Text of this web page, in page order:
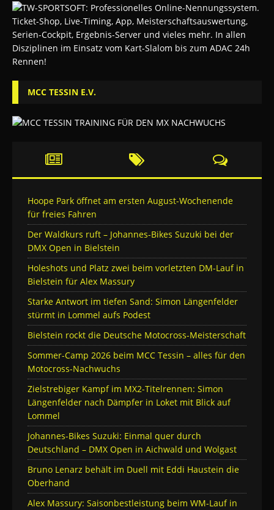
MCC TESSIN E.V.
Hoope Park öffnet am ersten August-Wochenende
für freies Fahren
Der Waldkurs ruft – Johannes-Bikes Suzuki bei der
DMX Open in Bielstein
Holeshots und Platz zwei beim vorletzten DM-Lauf in
Bielstein für Alex Massury
Starke Antwort im tiefen Sand: Simon Längenfelder
stürmt in Lommel aufs Podest
Bielstein rockt die Deutsche Motocross-Meisterschaft
Sommer-Camp 2026 beim MCC Tessin – alles für den
Motocross-Nachwuchs
Zielstrebiger Kampf im MX2-Titelrennen: Simon
Längenfelder nach Dämpfer in Loket mit Blick auf
Lommel
Johannes-Bikes Suzuki: Einmal quer durch
Deutschland – DMX Open in Aichwald und Wolgast
Bruno Lenarz behält im Duell mit Eddi Haustein die
Oberhand
Alex Massury: Saisonbestleistung beim WM-Lauf in